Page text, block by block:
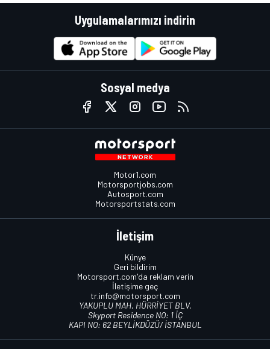
Uygulamalarımızı indirin
Sosyal medya
Motor1.com
Motorsportjobs.com
Autosport.com
Motorsportstats.com
İletişim
Künye
Geri bildirim
Motorsport.com'da reklam verin
İletişime geç
tr.info@motorsport.com
YAKUPLU MAH. HÜRRİYET BLV.
Skyport Residence NO: 1 İÇ
KAPI NO: 62 BEYLİKDÜZÜ/ İSTANBUL